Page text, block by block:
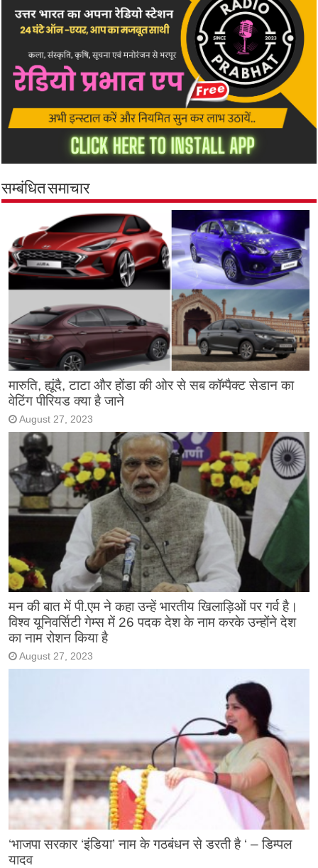
सम्बंधित समाचार
मारुति, ह्यूंदै, टाटा और होंडा की ओर से सब कॉम्पैक्ट सेडान का
वेटिंग पीरियड क्या है जाने
August 27, 2023
मन की बात में पी.एम ने कहा उन्हें भारतीय खिलाड़िओं पर गर्व है।
विश्व यूनिवर्सिटी गेम्स में 26 पदक देश के नाम करके उन्होंने देश
का नाम रोशन किया है
August 27, 2023
‘भाजपा सरकार ‘इंडिया’ नाम के गठबंधन से डरती है ‘ – डिम्पल
यादव